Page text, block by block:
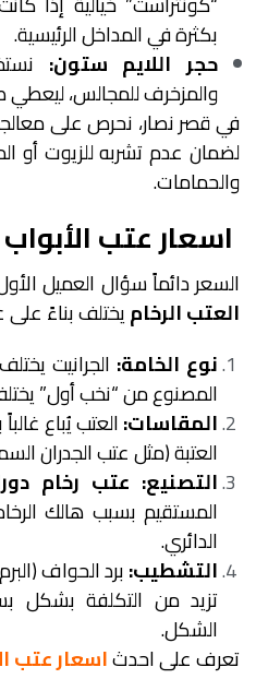
بكثرة في المداخل الرئيسية.
حجر اللايم ستون:
والمزخرف للمجالس، ليعطي
لضمان عدم تشربه للزيوت أو
والحمامات.
اسعار عتب
السعر دائماً سؤال العميل
العتب الرخاميختلف بناءً
نوع الخامة: الجرانيت
المصنوع من “نخب أول”
المقاسات:العتب يُباع
العتبة (مثل عتب الجدران
التصنيع: عتب رخام
المستقيم بسبب هالك
الدائري.
التشطيب:برد الحواف
تزيد من التكلفة بشكل
الشكل.
تعرف على احدثاسعار عتب